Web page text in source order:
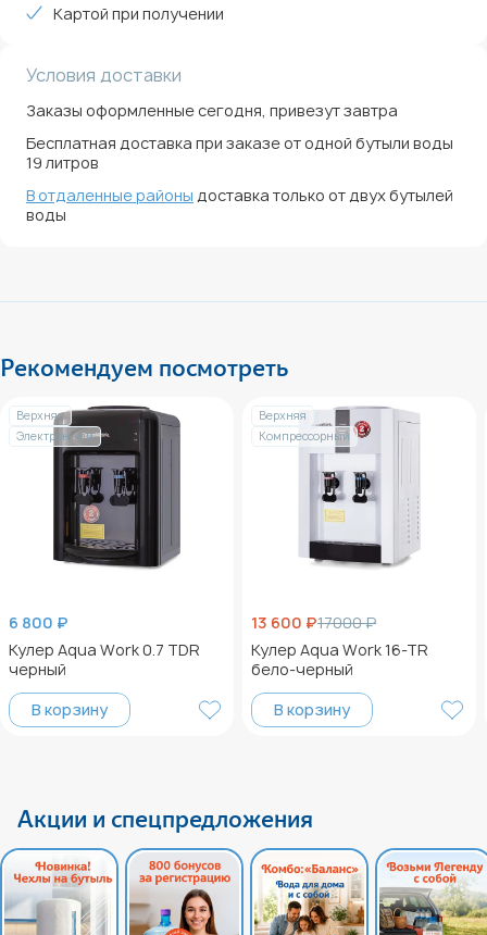
Картой при получении
Условия доставки
Заказы оформленные сегодня, привезут завтра
Бесплатная доставка при заказе от одной бутыли воды
19 литров
В отдаленные районы доставка только от двух бутылей
воды
Рекомендуем посмотреть
Верхняя
Электронный
6 800 ₽
Кулер Aqua Work 0.7 TDR
черный
В корзину
Верхняя
Компрессорный
13 600 ₽17000 ₽
Кулер Aqua Work 16-TR
бело-черный
В корзину
Акции и спецпредложения